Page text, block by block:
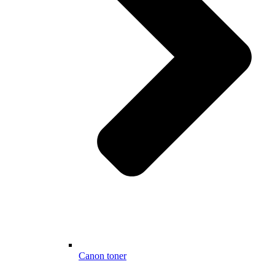
Canon toner